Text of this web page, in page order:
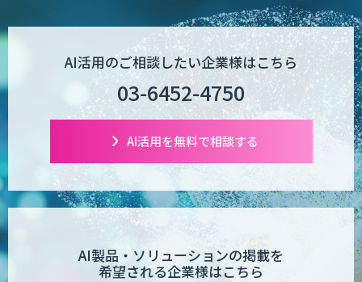
AI活用のご相談したい企業様はこちら
03-6452-4750
AI活用を無料で相談する
AI製品・ソリューションの掲載を
希望される企業様はこちら